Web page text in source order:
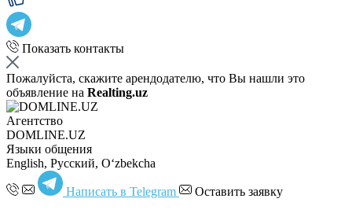
Показать контакты
Пожалуйста, скажите арендодателю, что Вы нашли это
объявление на Realting.uz
Агентство
DOMLINE.UZ
Языки общения
English, Русский, Oʻzbekcha
Написать в Telegram Оставить заявку